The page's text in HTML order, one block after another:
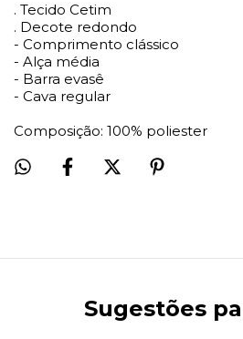
. Tecido Cetim
. Decote redondo
- Comprimento clássico
- Alça média
- Barra evasê
- Cava regular
Composição: 100% poliester
Sugestões